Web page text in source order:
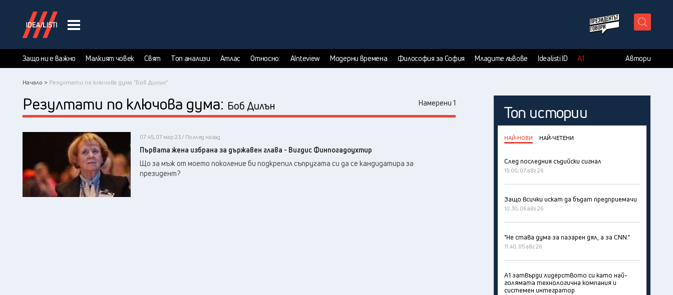
Защо ни е важно Малкият човек Свят Топ анализи Атлас Относно: AInteview Модерни времена Философия за София Младите лъвове Idealisti ID А1 Автори
Начало > Резултати по ключова дума "Боб Дилън"
Резултати по ключова дума: Боб Дилън Намерени 1
07:45, 07 мар 23 / Поглед назад
Първата жена избрана за държавен глава - Вигдис Финпогадоухтир
Що за мъж от моето поколение би подкрепил съпругата си да се кандидатира за
президент?
Топ истории
НАЙ-НОВИ НАЙ-ЧЕТЕНИ
След последния съдийски сигнал
15:00, 07 авг 26
Защо всички искат да бъдат предприемачи
10:30, 06 авг 26
"Не става дума за пазарен дял, а за CNN."
11:40, 05 авг 26
А1 затвърди лидерството си като най-
голямата технологична компания и
системен интегратор